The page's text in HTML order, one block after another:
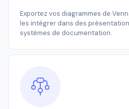
Exportez vos diagrammes de Venn
les intégrer dans des
systèmes de documentation.